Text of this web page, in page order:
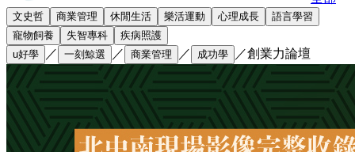
文史哲 商業管理 休閒生活 樂活運動 心理成長
語言學習
寵物飼養
失智專科
疾病照護
u好學
／ 一刻鯨選 ／ 商業管理 ／ 成功學 ／創業力論壇